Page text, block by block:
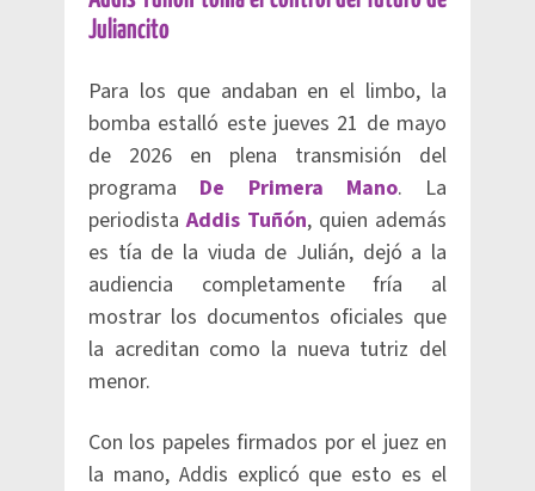
Juliancito
Para los que andaban en el limbo, la
bomba estalló este jueves 21 de mayo
de 2026 en plena transmisión del
programa De Primera Mano. La
periodista Addis Tuñón, quien además
es tía de la viuda de Julián, dejó a la
audiencia completamente fría al
mostrar los documentos oficiales que
la acreditan como la nueva tutriz del
menor.
Con los papeles firmados por el juez en
la mano, Addis explicó que esto es el